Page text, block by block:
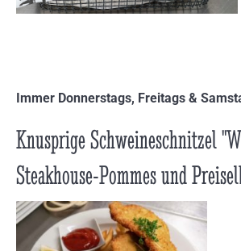
Immer Donnerstags, Freitags &
Knusprige Schweineschnitzel
Steakhouse-Pommes und